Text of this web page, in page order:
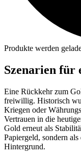
Produkte werden
Szenarien für
Eine Rückkehr zum
freiwillig. Historisch
Kriegen oder
Vertrauen in die
Gold erneut als
Papiergeld, sondern
Hintergrund.